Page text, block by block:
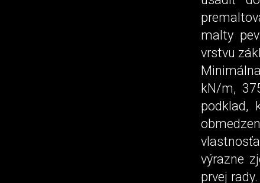
malty
vrstvu
kN/m,
podklad,
výrazne
prvej